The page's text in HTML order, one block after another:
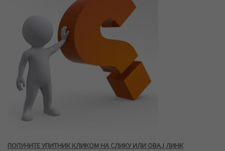
ПОПУНИТЕ УПИТНИК КЛИКОМ НА СЛИКУ ИЛИ ОВАЈ ЛИНК